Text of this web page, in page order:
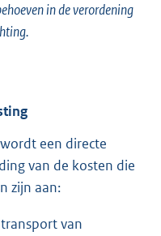
in de verordening
een directe
van de kosten die
zijn aan:
van